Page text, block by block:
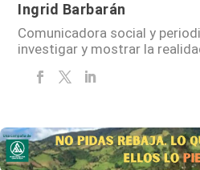
Ingrid Barbarán
Comunicadora social y
investigar y mostrar la